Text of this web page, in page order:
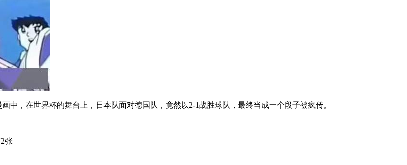
中，在世界杯的舞台上，日本队面对德国队，竟然以2-1战胜球队，最终当成一个段子被疯传。